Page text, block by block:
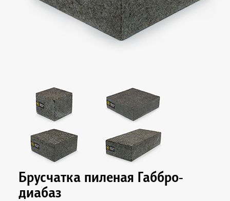
Брусчатка пиленая Габбро-
диабаз